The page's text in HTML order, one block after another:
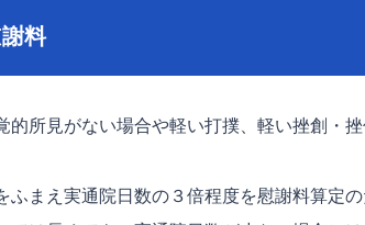
料
所見がない場合や軽い打撲、軽い挫創・
まえ実通院日数の３倍程度を慰謝料算定の